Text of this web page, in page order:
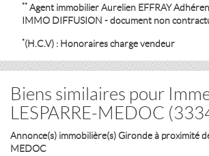
** Agent immobilier Aurelien EFFRAY
IMMO DIFFUSION - document non
*(H.C.V) : Honoraires charge vendeur
Biens similaires pour
LESPARRE-MEDOC
Annonce(s) immobilière(s) Gironde à proximité
MEDOC